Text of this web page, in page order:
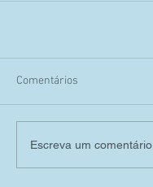
Comentários
Escreva um comentário